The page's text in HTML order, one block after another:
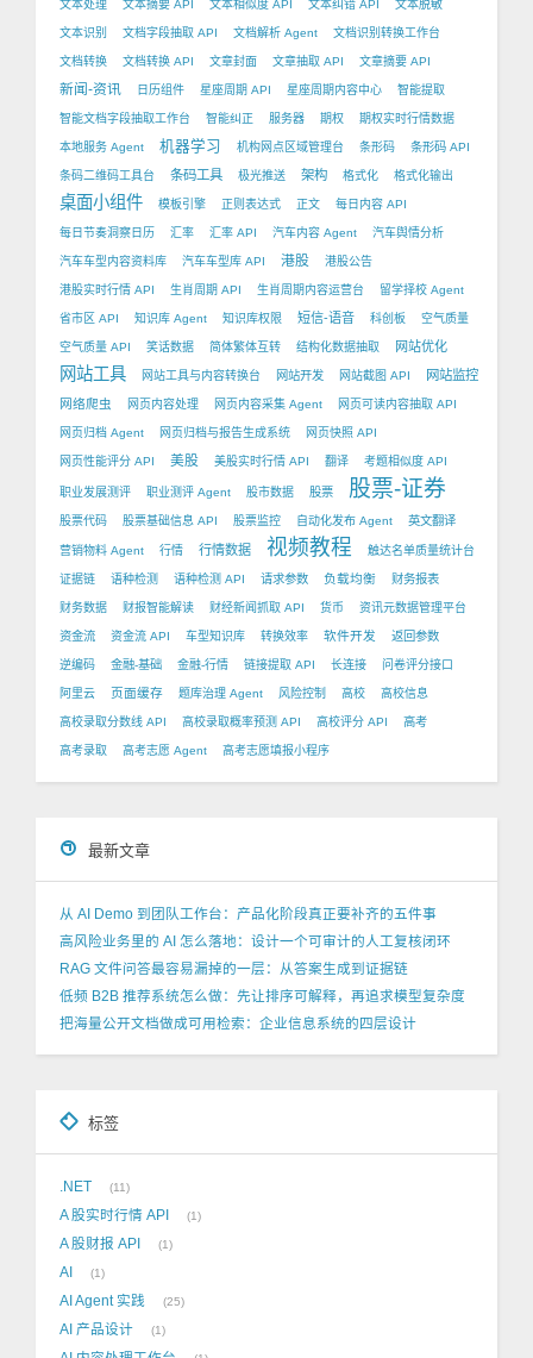
文本处理 文本摘要 API 文本相似度 API 文本纠错 API 文本脱敏
文本识别 文档字段抽取 API 文档解析 Agent 文档识别转换工作台
文档转换 文档转换 API 文章封面 文章抽取 API 文章摘要 API
新闻-资讯 日历组件 星座周期 API 星座周期内容中心 智能提取
智能文档字段抽取工作台 智能纠正 服务器 期权 期权实时行情数据
本地服务 Agent 机器学习 机构网点区域管理台 条形码 条形码 API
条码二维码工具台 条码工具 极光推送 架构 格式化 格式化输出
桌面小组件 模板引擎 正则表达式 正文 每日内容 API
每日节奏洞察日历 汇率 汇率 API 汽车内容 Agent 汽车舆情分析
汽车车型内容资料库 汽车车型库 API 港股 港股公告
港股实时行情 API 生肖周期 API 生肖周期内容运营台 留学择校 Agent
省市区 API 知识库 Agent 知识库权限 短信-语音 科创板 空气质量
空气质量 API 笑话数据 简体繁体互转 结构化数据抽取 网站优化
网站工具 网站工具与内容转换台 网站开发 网站截图 API
网站监控
网络爬虫
网页内容处理 网页内容采集 Agent 网页可读内容抽取 API
网页归档 Agent 网页归档与报告生成系统 网页快照 API
网页性能评分 API 美股 美股实时行情 API 翻译 考题相似度 API
职业发展测评 职业测评 Agent 股市数据 股票 股票-证券
股票代码 股票基础信息 API 股票监控 自动化发布 Agent 英文翻译
营销物料 Agent 行情 行情数据 视频教程 触达名单质量统计台
证据链 语种检测 语种检测 API 请求参数 负载均衡 财务报表
财务数据 财报智能解读 财经新闻抓取 API 货币 资讯元数据管理平台
资金流 资金流 API 车型知识库 转换效率 软件开发 返回参数
逆编码 金融-基础 金融-行情 链接提取 API 长连接 问卷评分接口
阿里云 页面缓存 题库治理 Agent 风险控制 高校 高校信息
高校录取分数线 API 高校录取概率预测 API 高校评分 API 高考
高考录取 高考志愿 Agent 高考志愿填报小程序
最新文章
从 AI Demo 到团队工作台：产品化阶段真正要补齐的五件事
高风险业务里的 AI 怎么落地：设计一个可审计的人工复核闭环
RAG 文件问答最容易漏掉的一层：从答案生成到证据链
低频 B2B 推荐系统怎么做：先让排序可解释，再追求模型复杂度
把海量公开文档做成可用检索：企业信息系统的四层设计
标签
.NET 11
A 股实时行情 API 1
A 股财报 API 1
AI 1
AI Agent 实践 25
AI 产品设计 1